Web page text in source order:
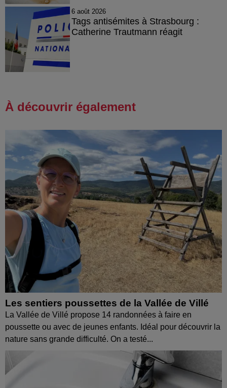
6 août 2026
Tags antisémites à Strasbourg :
Catherine Trautmann réagit
À découvrir également
Les sentiers poussettes de la Vallée de Villé
La Vallée de Villé propose 14 randonnées à faire en
poussette ou avec de jeunes enfants. Idéal pour découvrir la
nature sans grande difficulté. On a testé...